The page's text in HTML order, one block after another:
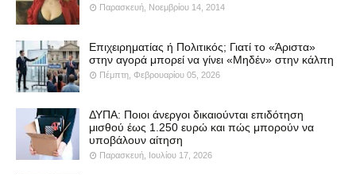
Παρασκευή, Νοεμβρίου 14, 2014
Επιχειρηματίας ή Πολιτικός; Γιατί το «Άριστα»
στην αγορά μπορεί να γίνει «Μηδέν» στην κάλπη
Πέμπτη, Φεβρουαρίου 05, 2026
ΔΥΠΑ: Ποιοι άνεργοι δικαιούνται επιδότηση
μισθού έως 1.250 ευρώ και πώς μπορούν να
υποβάλουν αίτηση
Παρασκευή, Ιουλίου 17, 2026